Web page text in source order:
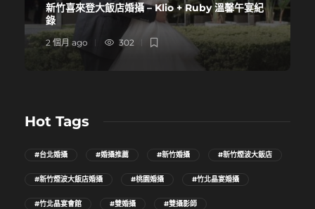
新竹喜來登大飯店婚攝 – Klio + Ruby 溫馨午宴紀
錄
2 個月 ago 302
Hot Tags
#台北婚攝 #婚攝推薦 #新竹婚攝 #新竹煙波大飯店
#新竹煙波大飯店婚攝 #桃園婚攝 #竹北晶宴婚攝
#竹北晶宴會館 #雙婚攝 #雙攝影師